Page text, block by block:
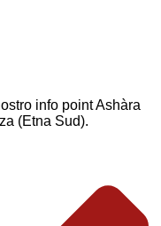
info point Ashàra
(Etna Sud).